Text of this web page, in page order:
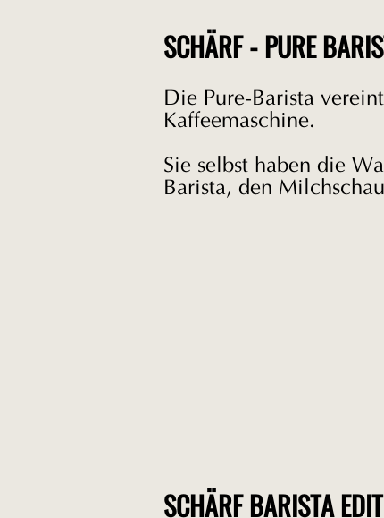
SCHÄRF - PURE
Die Pure-Barista
Kaffeemaschine.
Sie selbst haben die
Barista, den
SCHÄRF BARISTA